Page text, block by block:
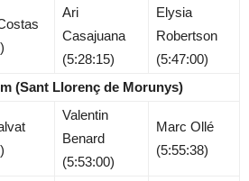
Ari
Casajuana
(5:28:15)
Elysia
Robertson
(5:47:00)
(Sant Llorenç de Morunys)
Valentin
Benard
(5:53:00)
Marc Ollé
(5:55:38)